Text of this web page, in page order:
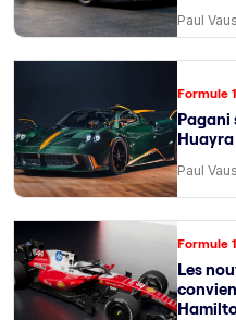
Paul
Formule 1
Pagani
Huayra
Paul
Formule 1
Les